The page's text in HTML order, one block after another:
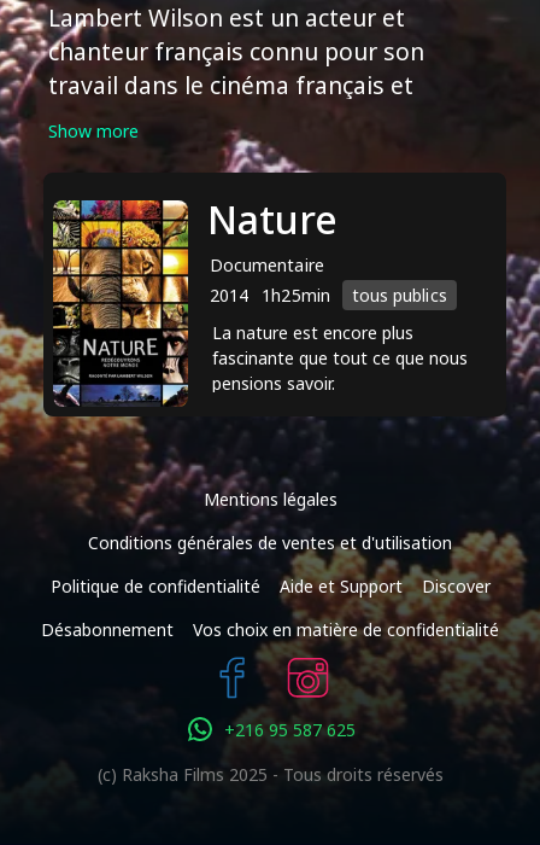
Lambert Wilson est un acteur et
chanteur français connu pour son
travail dans le cinéma français et
international. Il a joué dans de
nombreux films, dont "Des hommes et
"Matrix Revolutions". Wilson a été
nommé pour plusieurs prix au cours de
sa carrière, notamment pour le César
du meilleur acteur dans un second rôle
pour son rôle dans "Des hommes et
des dieux". En plus de son travail au
cinéma, Wilson s'est également produit
sur scène et a sorti des albums de
musique.
Show more
Nature
Documentaire
2014
1h25min
tous publics
La nature est encore plus
fascinante que tout ce que nous
pensions savoir.
Mentions légales
Conditions générales de ventes et d'utilisation
Politique de confidentialité
Aide et Support
Discover
Désabonnement
Vos choix en matière de confidentialité
+216 95 587 625
(c) Raksha Films 2025 - Tous droits réservés